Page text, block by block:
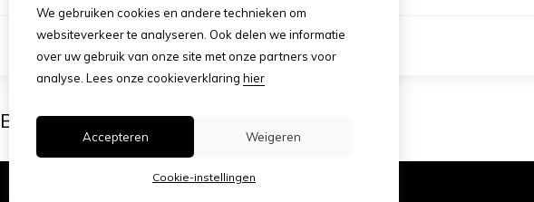
We gebruiken cookies en andere technieken om
websiteverkeer te analyseren. Ook delen we informatie
over uw gebruik van onze site met onze partners voor
analyse. Lees onze cookieverklaring hier
Accepteren Weigeren
Cookie-instellingen
Ben je 18 of ouder?